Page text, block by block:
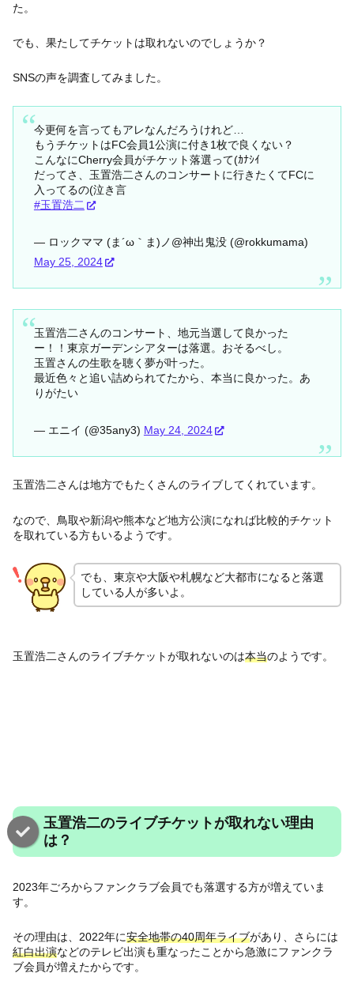
た。
でも、果たしてチケットは取れないのでしょうか？
SNSの声を調査してみました。
今更何を言ってもアレなんだろうけれど…
もうチケットはFC会員1公演に付き1枚で良くない？
こんなにCherry会員がチケット落選って(ｶﾅｼｲ
だってさ、玉置浩二さんのコンサートに行きたくてFCに
入ってるの(泣き言
#玉置浩二
— ロックママ (ま´ω｀ま)ノ@神出鬼没 (@rokkumama)
May 25, 2024
玉置浩二さんのコンサート、地元当選して良かった
ー！！東京ガーデンシアターは落選。おそるべし。
玉置さんの生歌を聴く夢が叶った。
最近色々と追い詰められてたから、本当に良かった。あ
りがたい
— エニイ (@35any3) May 24, 2024
玉置浩二さんは地方でもたくさんのライブしてくれています。
なので、鳥取や新潟や熊本など地方公演になれば比較的チケット
を取れている方もいるようです。
でも、東京や大阪や札幌など大都市になると落選
している人が多いよ。
玉置浩二さんのライブチケットが取れないのは本当のようです。
玉置浩二のライブチケットが取れない理由
は？
2023年ごろからファンクラブ会員でも落選する方が増えていま
す。
その理由は、2022年に安全地帯の40周年ライブがあり、さらには
紅白出演などのテレビ出演も重なったことから急激にファンクラ
ブ会員が増えたからです。